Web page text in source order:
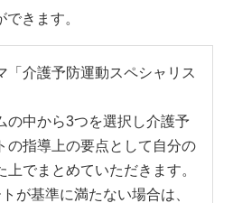
きます。
「介護予防運動スペシャリス
の中から3つを選択し介護予
の指導上の要点として自分の
でまとめていただきます。
が基準に満たない場合は、